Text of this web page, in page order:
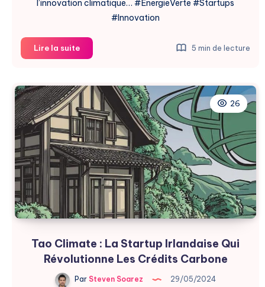
l’innovation climatique… #ÉnergieVerte #Startups
#Innovation
Lire la suiteAnnulation
de
Énergétiques
Impact
sur
les
Startups
5 min de lecture
26
Tao Climate : La Startup Irlandaise Qui
Révolutionne Les Crédits Carbone
Par Steven Soarez 29/05/2024